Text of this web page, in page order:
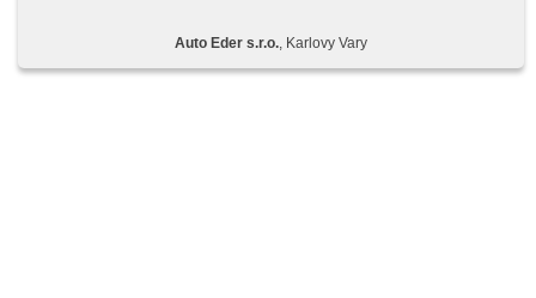
(PEBS), 360° monitorovací systém (AVM), zadní loketní
opěrka, asistent změny jízdního pruhu, LED denní svícení,
Auto Eder s.r.o. , Karlovy Vary